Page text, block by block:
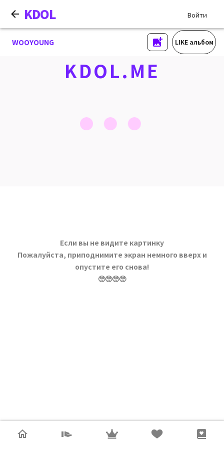
KDOL Войти
WOOYOUNG LIKE альбом
KDOL.ME
Если вы не видите картинку
Пожалуйста, приподнимите экран немного вверх и
опустите его снова!
🥺🥺🥺🥺